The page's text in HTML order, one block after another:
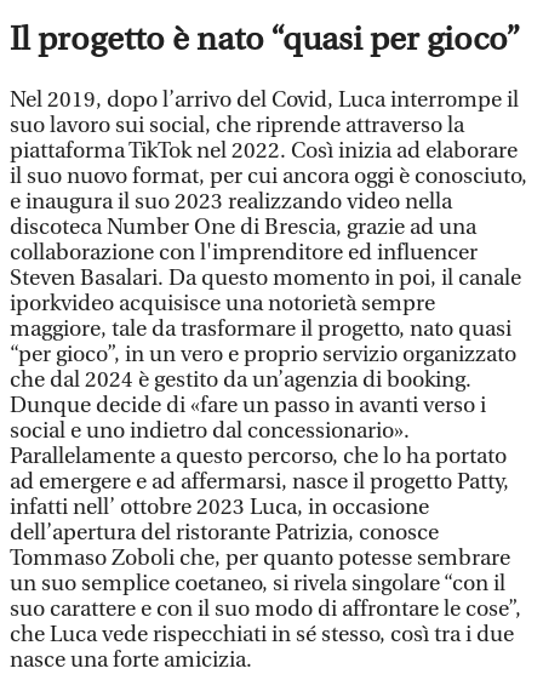
Il progetto è nato “quasi per gioco”
Nel 2019, dopo l’arrivo del Covid, Luca interrompe il
suo lavoro sui social, che riprende attraverso la
piattaforma TikTok nel 2022. Così inizia ad elaborare
il suo nuovo format, per cui ancora oggi è conosciuto,
e inaugura il suo 2023 realizzando video nella
discoteca Number One di Brescia, grazie ad una
collaborazione con l'imprenditore ed influencer
Steven Basalari. Da questo momento in poi, il canale
iporkvideo acquisisce una notorietà sempre
maggiore, tale da trasformare il progetto, nato quasi
“per gioco”, in un vero e proprio servizio organizzato
che dal 2024 è gestito da un’agenzia di booking.
Dunque decide di «fare un passo in avanti verso i
social e uno indietro dal concessionario».
Parallelamente a questo percorso, che lo ha portato
ad emergere e ad affermarsi, nasce il progetto Patty,
infatti nell’ ottobre 2023 Luca, in occasione
dell’apertura del ristorante Patrizia, conosce
Tommaso Zoboli che, per quanto potesse sembrare
un suo semplice coetaneo, si rivela singolare “con il
suo carattere e con il suo modo di affrontare le cose”,
che Luca vede rispecchiati in sé stesso, così tra i due
nasce una forte amicizia.